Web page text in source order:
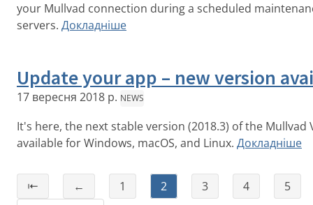
your Mullvad connection during a scheduled
servers. Докладніше
Update your app – new version
17 вересня 2018 р. NEWS
It's here, the next stable version (2018.3) of the Mullvad
available for Windows, macOS, and Linux. Докладніше
⇤ ← 1 2 3 4 5